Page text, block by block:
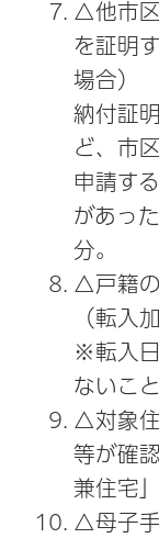
△他市
を証明
場合）
納付証
ど、市
申請す
があっ
分。
△戸籍
（転入
※転入
ないこ
△対象
等が確
兼住宅
△母子